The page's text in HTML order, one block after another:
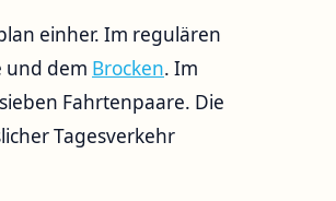
einher. Im regulären
und dem Brocken. Im
Fahrtenpaare. Die
Tagesverkehr